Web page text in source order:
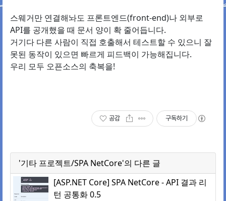
스웨거만 연결해놔도 프론트엔드(front-end)나 외부로
API를 공개했을 때 문서 양이 확 줄어듭니다.
거기다 다른 사람이 직접 호출해서 테스트할 수 있으니 잘
못된 동작이 있으면 빠르게 피드백이 가능해집니다.
우리 모두 오픈소스의 축복을!
공감 구독하기
'기타 프로젝트/SPA NetCore'의 다른 글
[ASP.NET Core] SPA NetCore - API 결과 리
턴 공통화 0.5